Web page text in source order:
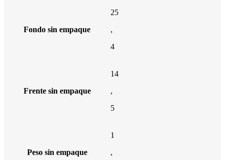
Fondo sin empaque
25
,
4
Frente sin empaque
14
,
5
Peso sin empaque
1
,